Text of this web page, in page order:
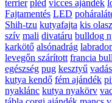
terrier pléd vicces ajándék
Fajtamentés LED
Shih-tzu kutyafajta kis
szív mali divatáru bulldog
karkötő alsónadrág
levegőn szárított francia
egészség pug kesztyű
kutya kendő fém ajándék
nyaklánc kutya nyakörv